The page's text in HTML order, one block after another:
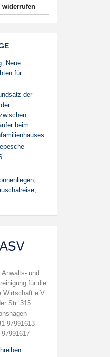
Neue
für
der
beim
und
für die
Wirtschaft e.V.
Str. 315
97991613